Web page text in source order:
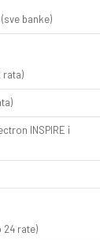
banke)
rata)
INSPIRE i
24 rate)